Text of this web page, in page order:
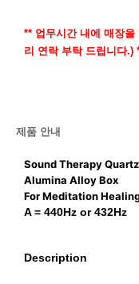
** 업무시간 내에 매장을
리 연락 부탁 드립니다.)
제품 안내
Sound Therapy
Alumina Alloy Box
For Meditation
A = 440Hz or 432Hz
Description